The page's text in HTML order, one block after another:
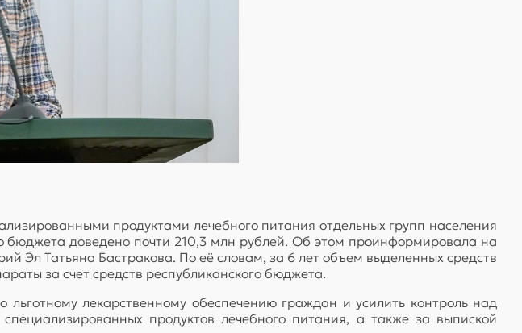
продуктами лечебного питания отдельных групп населения
бюджета доведено почти 210,3 млн рублей. Об этом проинформировала на
Эл Татьяна Бастракова. По её словам, за 6 лет объем выделенных средств
за счет средств республиканского бюджета.
лекарственному обеспечению граждан и усилить контроль над
продуктов лечебного питания, а также за выпиской